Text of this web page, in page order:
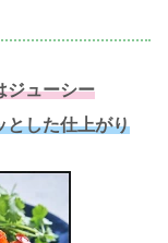
ジューシー
とした仕上がり